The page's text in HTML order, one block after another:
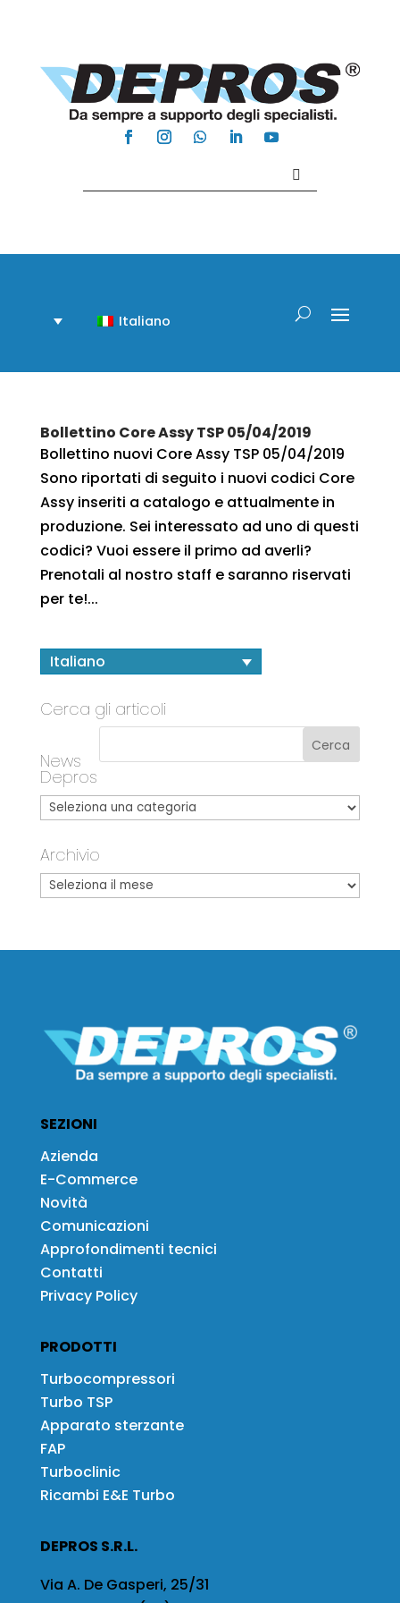
Italiano
Bollettino Core Assy TSP 05/04/2019
Bollettino nuovi Core Assy TSP 05/04/2019
Sono riportati di seguito i nuovi codici Core
Assy inseriti a catalogo e attualmente in
produzione. Sei interessato ad uno di questi
codici? Vuoi essere il primo ad averli?
Prenotali al nostro staff e saranno riservati
per te!...
Italiano
Cerca gli articoli
News
Depros
Archivio
SEZIONI
Azienda
E-Commerce
Novità
Comunicazioni
Approfondimenti tecnici
Contatti
Privacy Policy
PRODOTTI
Turbocompressori
Turbo TSP
Apparato sterzante
FAP
Turboclinic
Ricambi E&E Turbo
DEPROS S.R.L.
Via A. De Gasperi, 25/31